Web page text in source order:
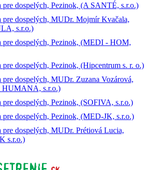
pre dospelých, Pezinok, (A SANTÉ, s.r.o.)
pre dospelých, MUDr. Mojmír Kvačala,
s.r.o.)
pre dospelých, Pezinok, (MEDI - HOM,
pre dospelých, Pezinok, (Hipcentrum s. r. o.)
pre dospelých, MUDr. Zuzana Vozárová,
HUMANA, s.r.o.)
pre dospelých, Pezinok, (SOFIVA, s.r.o.)
pre dospelých, Pezinok, (MED-JK, s.r.o.)
pre dospelých, MUDr. Prétiová Lucia,
s.r.o.)